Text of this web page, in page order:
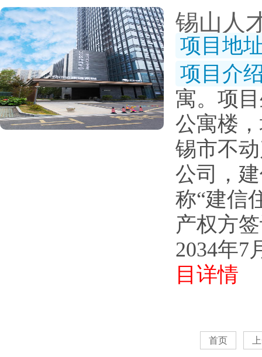
锡山
项目地
项目介
寓。项
公寓楼
锡市不
公司，
称“建信
产权方
2034年7
目详情
首页